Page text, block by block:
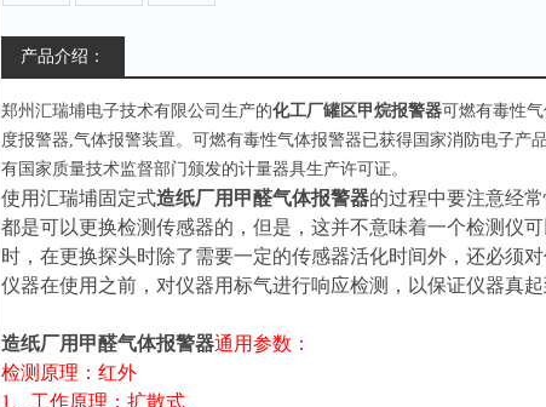
产品介绍：
郑州汇瑞埔电子技术有限公司生产的化工厂罐区甲烷报警器可燃有毒性
度报警器,气体报警装置。可燃有毒性气体报警器已获得国家消防电子产
有国家质量技术监督部门颁发的计量器具生产许可证。
使用汇瑞埔固定式造纸厂用甲醛气体报警器的过程中要注意经
都是可以更换检测传感器的，但是，这并不意味着一个检测仪
时，在更换探头时除了需要一定的传感器活化时间外，还必须
仪器在使用之前，对仪器用标气进行响应检测，以保证仪器真起
造纸厂用甲醛气体报警器通用参数：
检测原理：红外
1、工作原理：扩散式